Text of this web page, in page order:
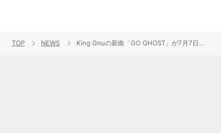
TOP NEWS King Gnuの新曲「GO GHOST」が7月7日より放送開始のTVアニメ『攻殻機動隊 THE GHOST IN THE SHELL』OPテーマに決定！